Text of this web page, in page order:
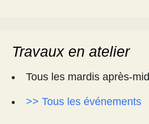
Travaux en atelier
Tous les mardis après-
>> Tous les événements